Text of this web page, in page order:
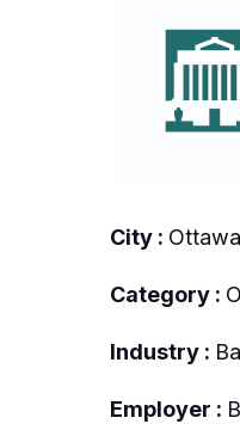
City : Ottawa
Category :
Industry :
Employer :